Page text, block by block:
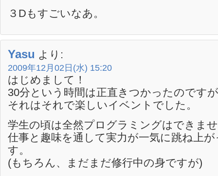
３Dもすごいなあ。
Yasu より:
2009年12月02日(水) 15:20
はじめまして！
30分という時間は正直きつかったのです
それはそれで楽しいイベントでした。
学生の頃は全然プログラミングはできま
仕事と趣味を通して実力が一気に跳ね上
す。
(もちろん、まだまだ修行中の身ですが)